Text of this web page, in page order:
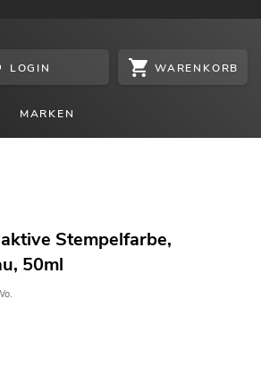
LOGIN WARENKORB
MARKEN
Stempelfarbe,
50ml